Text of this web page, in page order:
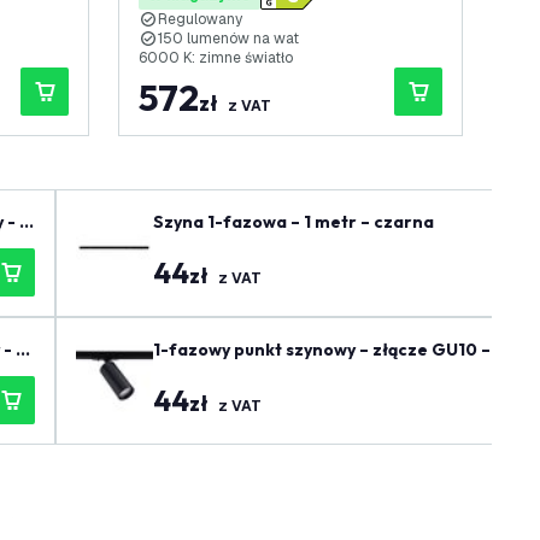
LEDRegulowany
150 lumenów na wat
6000 K: zimne światło
572zł z VAT
- C
C
Szyna 1-fazowa – 1 metr – czarna
44zł z VAT
1-fazowy punkt szynowy – złącze GU10 –
44zł z VAT